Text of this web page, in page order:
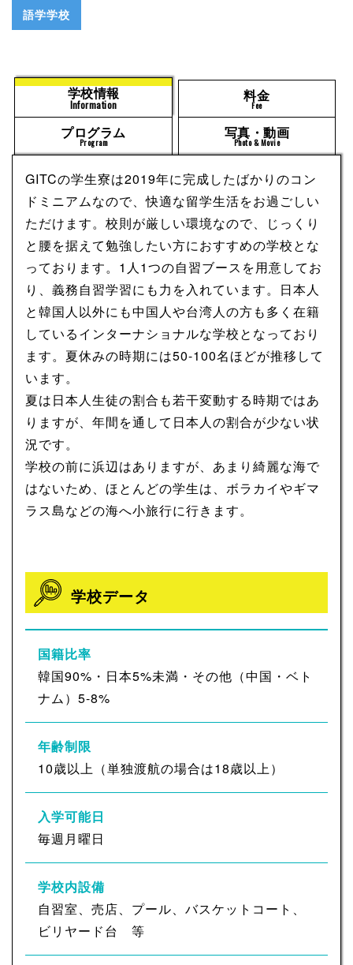
語学学校
学校情報
Information
料金
Fee
プログラム
Program
写真・動画
Photo & Movie
GITCの学生寮は2019年に完成したばかりのコン
ドミニアムなので、快適な留学生活をお過ごしい
ただけます。校則が厳しい環境なので、じっくり
と腰を据えて勉強したい方におすすめの学校とな
っております。1人1つの自習ブースを用意してお
り、義務自習学習にも力を入れています。日本人
と韓国人以外にも中国人や台湾人の方も多く在籍
しているインターナショナルな学校となっており
ます。夏休みの時期には50-100名ほどが推移して
います。
夏は日本人生徒の割合も若干変動する時期ではあ
りますが、年間を通して日本人の割合が少ない状
況です。
学校の前に浜辺はありますが、あまり綺麗な海で
はないため、ほとんどの学生は、ボラカイやギマ
ラス島などの海へ小旅行に行きます。
学校データ
国籍比率
韓国90%・日本5%未満・その他（中国・ベト
ナム）5-8%
年齢制限
10歳以上（単独渡航の場合は18歳以上）
入学可能日
毎週月曜日
学校内設備
自習室、売店、プール、バスケットコート、
ビリヤード台 等